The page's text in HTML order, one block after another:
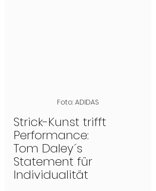
Foto: ADIDAS
Strick-Kunst trifft
Performance:
Tom Daley´s
Statement für
Individualität